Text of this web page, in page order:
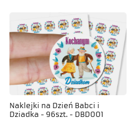
Naklejki na Dzień Babci i
Dziadka - 96szt. - DBD001